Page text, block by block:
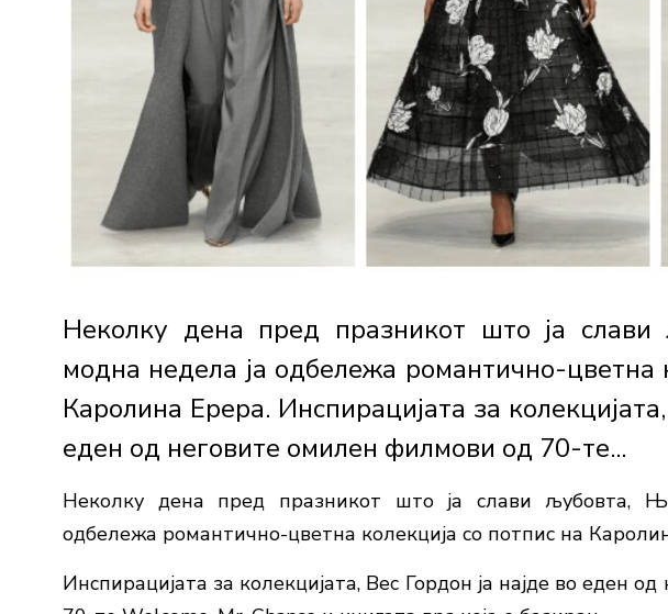
Неколку дена пред празникот што ја
модна недела ја одбележа романтично-цветна
Каролина Ерера. Инспирацијата за
еден од неговите омилен филмови од 70-те...
Неколку дена пред празникот што ја слави љубовта,
одбележа романтично-цветна колекција со потпис на
Инспирацијата за колекцијата, Вес Гордон ја најде во еден